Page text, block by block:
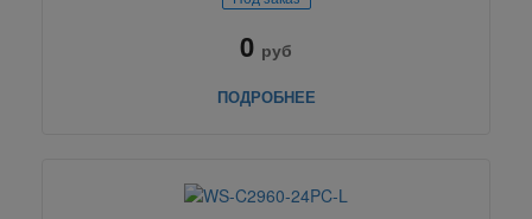
0 руб
ПОДРОБНЕЕ